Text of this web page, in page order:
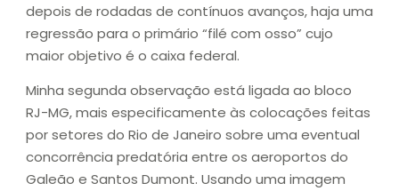
depois de rodadas de contínuos avanços, haja uma
regressão para o primário “filé com osso” cujo
maior objetivo é o caixa federal.
Minha segunda observação está ligada ao bloco
RJ-MG, mais especificamente às colocações feitas
por setores do Rio de Janeiro sobre uma eventual
concorrência predatória entre os aeroportos do
Galeão e Santos Dumont. Usando uma imagem